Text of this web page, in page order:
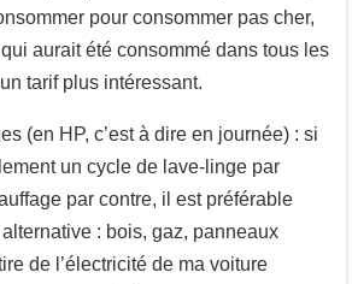
pour consommer pas cher,
aurait été consommé dans tous les
tarif plus intéressant.
(en HP, c’est à dire en journée) : si
un cycle de lave-linge par
par contre, il est préférable
: bois, gaz, panneaux
de l’électricité de ma voiture